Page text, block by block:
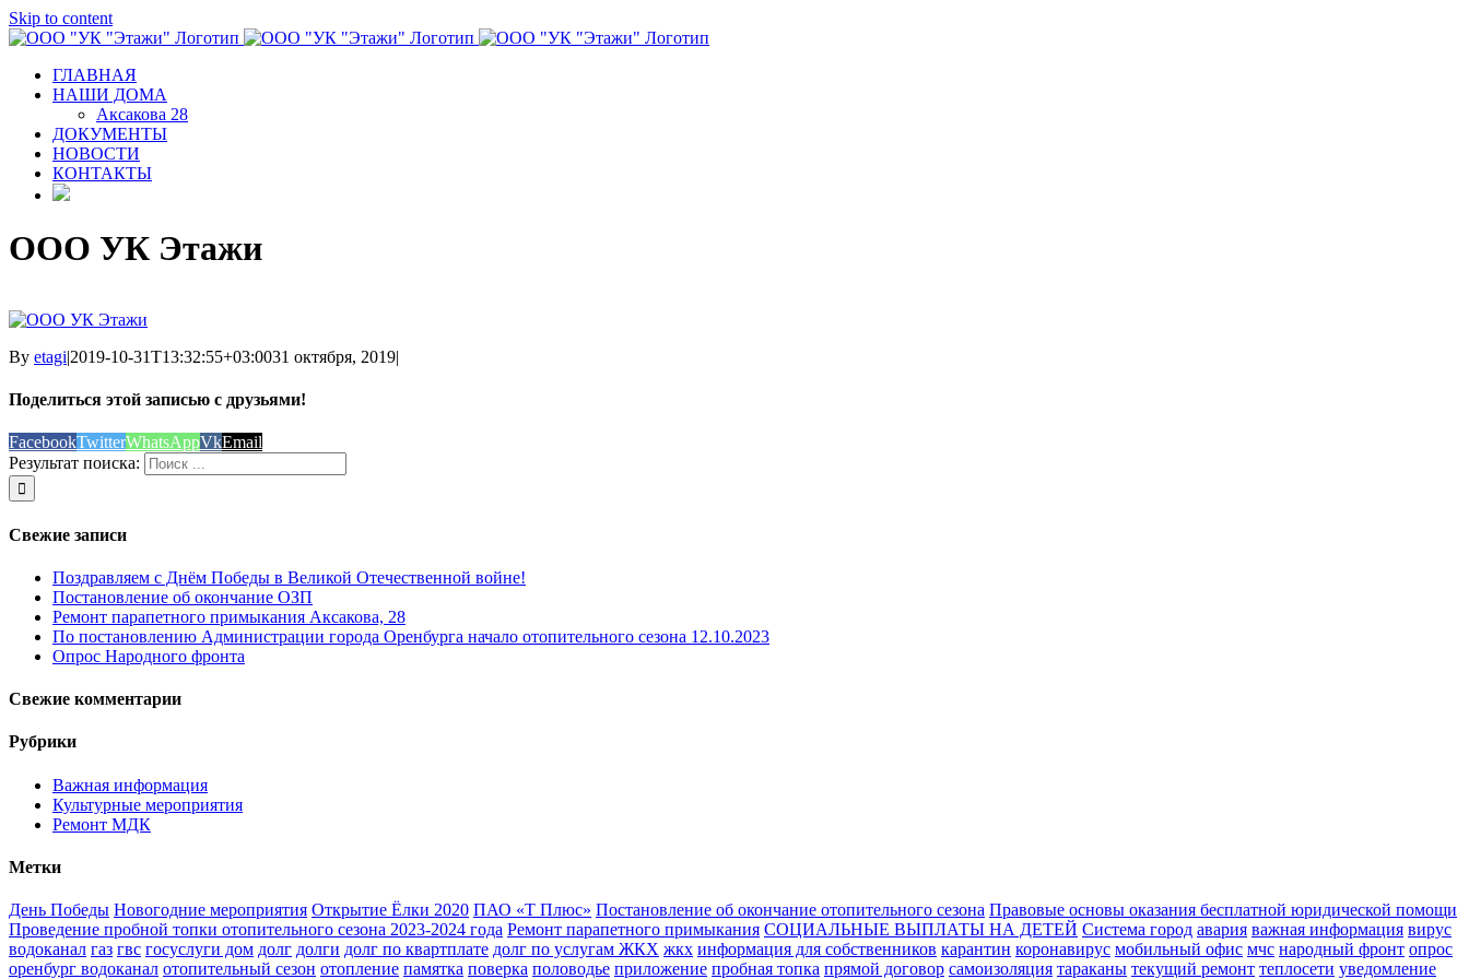
Skip to content
ГЛАВНАЯ
НАШИ ДОМА
Аксакова 28
ДОКУМЕНТЫ
НОВОСТИ
КОНТАКТЫ
ООО УК Этажи
By etagi|2019-10-31T13:32:55+03:0031 октября, 2019|
Поделиться этой записью с друзьями!
FacebookTwitterWhatsAppVkEmail
Результат поиска:
Свежие записи
Поздравляем с Днём Победы в Великой Отечественной войне!
Постановление об окончание ОЗП
Ремонт парапетного примыкания Аксакова, 28
По постановлению Администрации города Оренбурга начало отопительного сезона 12.10.2023
Опрос Народного фронта
Свежие комментарии
Рубрики
Важная информация
Культурные мероприятия
Ремонт МДК
Метки
День Победы Новогодние мероприятия Открытие Ёлки 2020 ПАО «Т Плюс» Постановление об окончание отопительного сезона Правовые основы оказания бесплатной юридической помощи
Проведение пробной топки отопительного сезона 2023-2024 года Ремонт парапетного примыкания СОЦИАЛЬНЫЕ ВЫПЛАТЫ НА ДЕТЕЙ Система город авария важная информация вирус
водоканал газ гвс госуслуги дом долг долги долг по квартплате долг по услугам ЖКХ жкх информация для собственников карантин коронавирус мобильный офис мчс народный фронт опрос
оренбург водоканал отопительный сезон отопление памятка поверка половодье приложение пробная топка прямой договор самоизоляция тараканы текущий ремонт теплосети уведомление